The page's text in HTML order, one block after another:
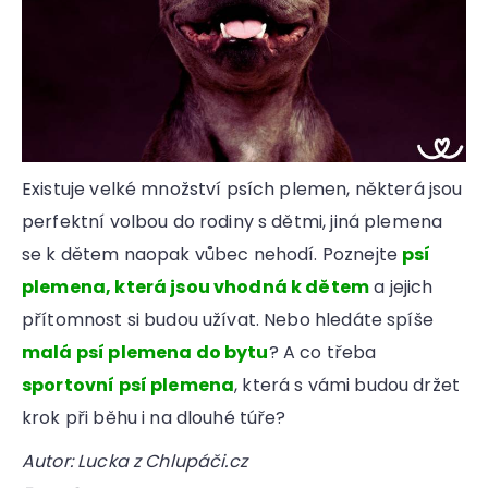
Existuje velké množství psích plemen, některá jsou
perfektní volbou do rodiny s dětmi, jiná plemena
se k dětem naopak vůbec nehodí. Poznejte psí
plemena, která jsou vhodná k dětema jejich
přítomnost si budou užívat. Nebo hledáte spíše
malá psí plemena do bytu? A co třeba
sportovní psí plemena, která s vámi budou držet
krok při běhu i na dlouhé túře?
Autor: Lucka z Chlupáči.cz